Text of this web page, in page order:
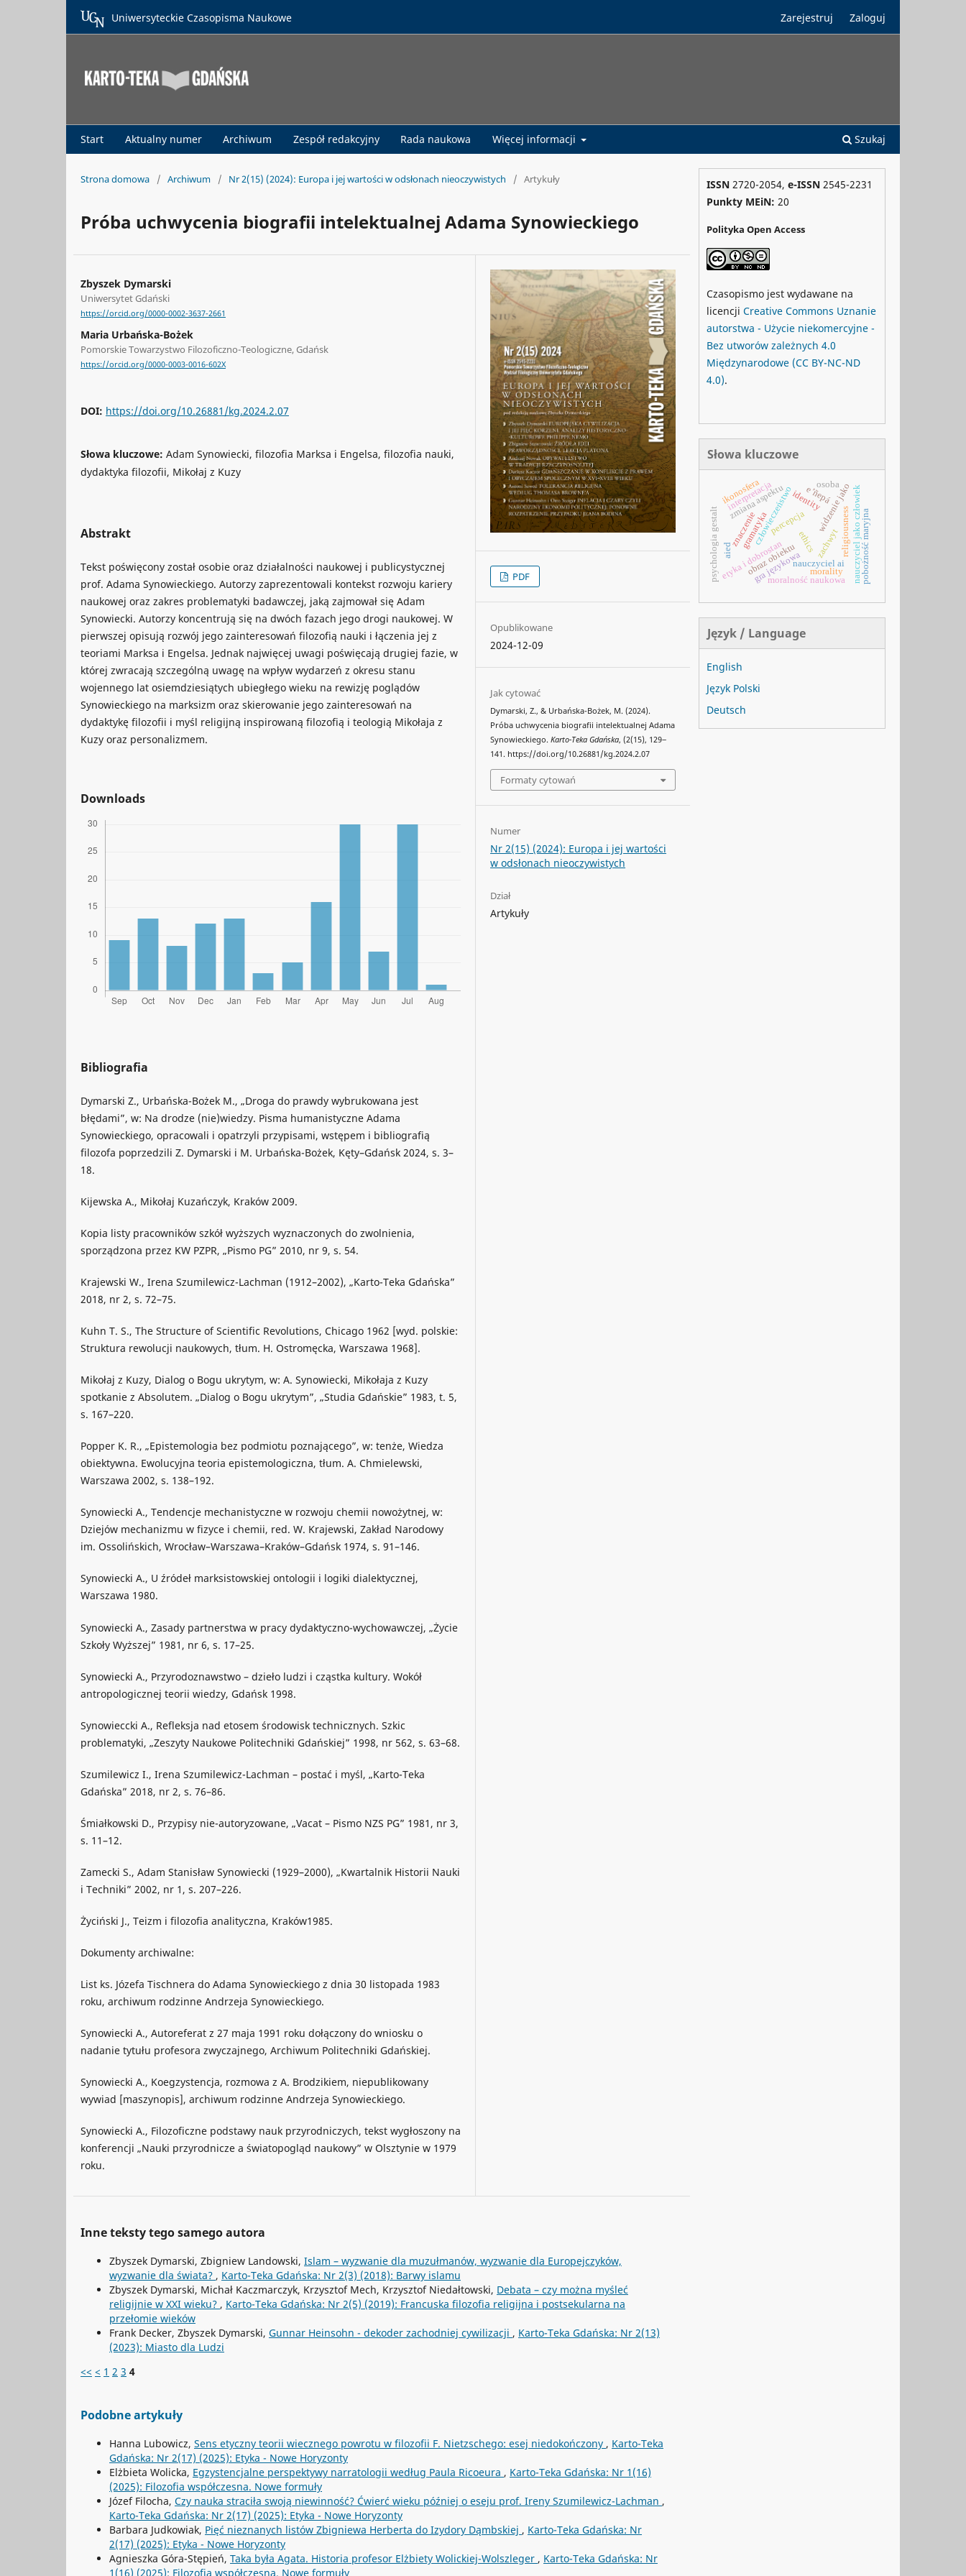
Start Aktualny numer Archiwum Zespół redakcyjny Rada naukowa Więcej informacji Szukaj
Zarejestruj Zaloguj
Uniwersyteckie Czasopisma Naukowe
Strona domowa / Archiwum / Nr 2(15) (2024): Europa i jej wartości w odsłonach nieoczywistych / Artykuły
Próba uchwycenia biografii intelektualnej Adama Synowieckiego
Zbyszek Dymarski
Uniwersytet Gdański
https://orcid.org/0000-0002-3637-2661
Maria Urbańska-Bożek
Pomorskie Towarzystwo Filozoficzno-Teologiczne, Gdańsk
https://orcid.org/0000-0003-0016-602X
DOI: https://doi.org/10.26881/kg.2024.2.07
Słowa kluczowe: Adam Synowiecki, filozofia Marksa i Engelsa, filozofia nauki,
dydaktyka filozofii, Mikołaj z Kuzy
Abstrakt
Tekst poświęcony został osobie oraz działalności naukowej i publicystycznej
prof. Adama Synowieckiego. Autorzy zaprezentowali kontekst rozwoju kariery
naukowej oraz zakres problematyki badawczej, jaką zajmował się Adam
Synowiecki. Autorzy koncentrują się na dwóch fazach jego drogi naukowej. W
pierwszej opisują rozwój jego zainteresowań filozofią nauki i łączenia jej z
teoriami Marksa i Engelsa. Jednak najwięcej uwagi poświęcają drugiej fazie, w
której zwracają szczególną uwagę na wpływ wydarzeń z okresu stanu
wojennego lat osiemdziesiątych ubiegłego wieku na rewizję poglądów
Synowieckiego na marksizm oraz skierowanie jego zainteresowań na
dydaktykę filozofii i myśl religijną inspirowaną filozofią i teologią Mikołaja z
Kuzy oraz personalizmem.
Downloads
Bibliografia
Dymarski Z., Urbańska-Bożek M., „Droga do prawdy wybrukowana jest
błędami”, w: Na drodze (nie)wiedzy. Pisma humanistyczne Adama
Synowieckiego, opracowali i opatrzyli przypisami, wstępem i bibliografią
filozofa poprzedzili Z. Dymarski i M. Urbańska-Bożek, Kęty–Gdańsk 2024, s. 3–
18.
Kijewska A., Mikołaj Kuzańczyk, Kraków 2009.
Kopia listy pracowników szkół wyższych wyznaczonych do zwolnienia,
sporządzona przez KW PZPR, „Pismo PG” 2010, nr 9, s. 54.
Krajewski W., Irena Szumilewicz-Lachman (1912–2002), „Karto-Teka Gdańska”
2018, nr 2, s. 72–75.
Kuhn T. S., The Structure of Scientific Revolutions, Chicago 1962 [wyd. polskie:
Struktura rewolucji naukowych, tłum. H. Ostromęcka, Warszawa 1968].
Mikołaj z Kuzy, Dialog o Bogu ukrytym, w: A. Synowiecki, Mikołaja z Kuzy
spotkanie z Absolutem. „Dialog o Bogu ukrytym”, „Studia Gdańskie” 1983, t. 5,
s. 167–220.
Popper K. R., „Epistemologia bez podmiotu poznającego”, w: tenże, Wiedza
obiektywna. Ewolucyjna teoria epistemologiczna, tłum. A. Chmielewski,
Warszawa 2002, s. 138–192.
Synowiecki A., Tendencje mechanistyczne w rozwoju chemii nowożytnej, w:
Dziejów mechanizmu w fizyce i chemii, red. W. Krajewski, Zakład Narodowy
im. Ossolińskich, Wrocław–Warszawa–Kraków–Gdańsk 1974, s. 91–146.
Synowiecki A., U źródeł marksistowskiej ontologii i logiki dialektycznej,
Warszawa 1980.
Synowiecki A., Zasady partnerstwa w pracy dydaktyczno-wychowawczej, „Życie
Szkoły Wyższej” 1981, nr 6, s. 17–25.
Synowiecki A., Przyrodoznawstwo – dzieło ludzi i cząstka kultury. Wokół
antropologicznej teorii wiedzy, Gdańsk 1998.
Synowieccki A., Refleksja nad etosem środowisk technicznych. Szkic
problematyki, „Zeszyty Naukowe Politechniki Gdańskiej” 1998, nr 562, s. 63–68.
Szumilewicz I., Irena Szumilewicz-Lachman – postać i myśl, „Karto-Teka
Gdańska” 2018, nr 2, s. 76–86.
Śmiałkowski D., Przypisy nie-autoryzowane, „Vacat – Pismo NZS PG” 1981, nr 3,
s. 11–12.
Zamecki S., Adam Stanisław Synowiecki (1929–2000), „Kwartalnik Historii Nauki
i Techniki” 2002, nr 1, s. 207–226.
Życiński J., Teizm i filozofia analityczna, Kraków1985.
Dokumenty archiwalne:
List ks. Józefa Tischnera do Adama Synowieckiego z dnia 30 listopada 1983
roku, archiwum rodzinne Andrzeja Synowieckiego.
Synowiecki A., Autoreferat z 27 maja 1991 roku dołączony do wniosku o
nadanie tytułu profesora zwyczajnego, Archiwum Politechniki Gdańskiej.
Synowiecki A., Koegzystencja, rozmowa z A. Brodzikiem, niepublikowany
wywiad [maszynopis], archiwum rodzinne Andrzeja Synowieckiego.
Synowiecki A., Filozoficzne podstawy nauk przyrodniczych, tekst wygłoszony na
konferencji „Nauki przyrodnicze a światopogląd naukowy” w Olsztynie w 1979
roku.
PDF
Opublikowane
2024-12-09
Jak cytować
Dymarski, Z., & Urbańska-Bożek, M. (2024).
Próba uchwycenia biografii intelektualnej Adama
Synowieckiego.Karto-Teka Gdańska, (2(15), 129‒
141. https://doi.org/10.26881/kg.2024.2.07
Formaty cytowań
Numer
Nr 2(15) (2024): Europa i jej wartości
w odsłonach nieoczywistych
Dział
Artykuły
Inne teksty tego samego autora
Zbyszek Dymarski, Zbigniew Landowski, Islam – wyzwanie dla muzułmanów, wyzwanie dla Europejczyków,
wyzwanie dla świata? , Karto-Teka Gdańska: Nr 2(3) (2018): Barwy islamu
Zbyszek Dymarski, Michał Kaczmarczyk, Krzysztof Mech, Krzysztof Niedałtowski, Debata – czy można myśleć
religijnie w XXI wieku? , Karto-Teka Gdańska: Nr 2(5) (2019): Francuska filozofia religijna i postsekularna na
przełomie wieków
Frank Decker, Zbyszek Dymarski, Gunnar Heinsohn - dekoder zachodniej cywilizacji , Karto-Teka Gdańska: Nr 2(13)
(2023): Miasto dla Ludzi
<< < 1 2 3 4
Podobne artykuły
Hanna Lubowicz, Sens etyczny teorii wiecznego powrotu w filozofii F. Nietzschego: esej niedokończony , Karto-Teka
Gdańska: Nr 2(17) (2025): Etyka - Nowe Horyzonty
Elżbieta Wolicka, Egzystencjalne perspektywy narratologii według Paula Ricoeura , Karto-Teka Gdańska: Nr 1(16)
(2025): Filozofia współczesna. Nowe formuły
Józef Filocha, Czy nauka straciła swoją niewinność? Ćwierć wieku później o eseju prof. Ireny Szumilewicz-Lachman ,
Karto-Teka Gdańska: Nr 2(17) (2025): Etyka - Nowe Horyzonty
Barbara Judkowiak, Pięć nieznanych listów Zbigniewa Herberta do Izydory Dąmbskiej , Karto-Teka Gdańska: Nr
2(17) (2025): Etyka - Nowe Horyzonty
Agnieszka Góra-Stępień, Taka była Agata. Historia profesor Elżbiety Wolickiej-Wolszleger , Karto-Teka Gdańska: Nr
1(16) (2025): Filozofia współczesna. Nowe formuły
ISSN 2720-2054, e-ISSN 2545-2231
Punkty MEiN: 20
Polityka Open Access
Czasopismo jest wydawane na
licencji Creative Commons Uznanie
autorstwa - Użycie niekomercyjne -
Bez utworów zależnych 4.0
Międzynarodowe (CC BY-NC-ND
4.0).
Słowa kluczowe
człowieczeństwo
percepcja
etyka i dobrostan zachwyt
widzenie jako
zmiana aspektu
obraz obiektu
gramatyka
nauczyciel ai
psychologia gestalt znaczenie
interpretacja nauczyciel jako człowiek
aied gra językowa
identity
moralność naukowa
ethics
morality
religiousness
e’ñepá
pobożność maryjna
osoba
ikonosfera
Język / Language
English
Język Polski
Deutsch